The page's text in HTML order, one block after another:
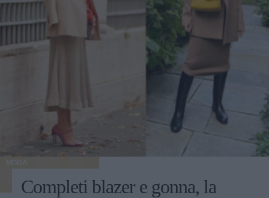
MODA
Completi blazer e gonna, la